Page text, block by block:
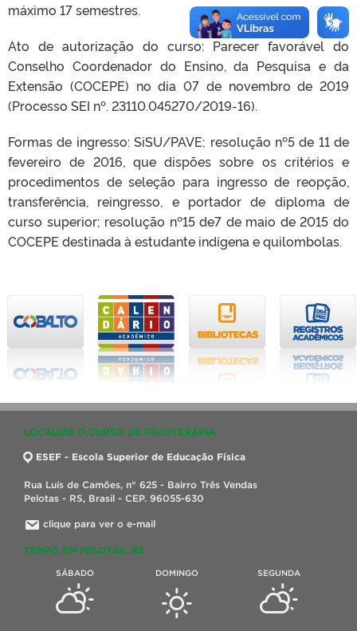
máximo 17 semestres.
Ato de autorização do curso: Parecer favorável do
Conselho Coordenador do Ensino, da Pesquisa e da
Extensão (COCEPE) no dia 07 de novembro de 2019
(Processo SEI nº. 23110.045270/2019-16).
Formas de ingresso: SiSU/PAVE; resolução nº5 de 11 de
fevereiro de 2016, que dispões sobre os critérios e
procedimentos de seleção para ingresso de reopção,
transferência, reingresso, e portador de diploma de
curso superior; resolução nº15 de7 de maio de 2015 do
COCEPE destinada à estudante indígena e quilombolas.
LOCALIZE O CURSO DE FISIOTERAPIA
ESEF - Escola Superior de Educação Física
Rua Luís de Camões, n° 625 - Bairro Três Vendas
Pelotas - RS, Brasil - CEP. 96055-630
clique para ver o e-mail
TEMPO EM PELOTAS, RS
SÁBADO DOMINGO SEGUNDA